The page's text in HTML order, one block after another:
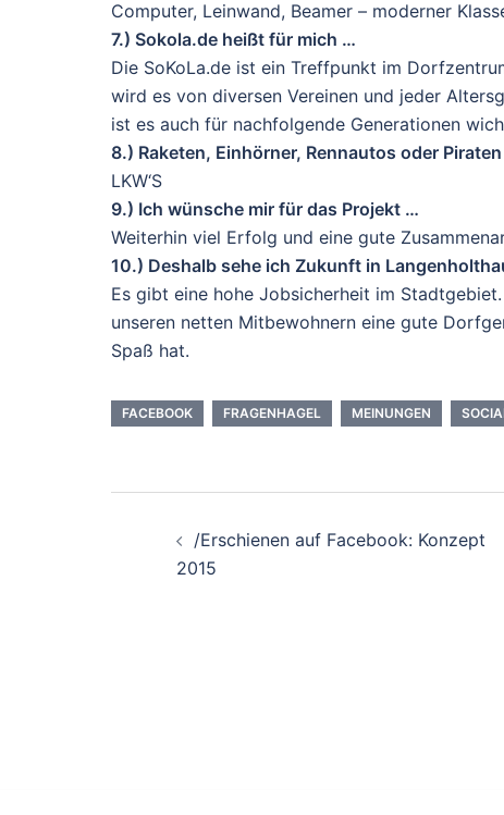
Computer, Leinwand, Beamer – moderner
7.) Sokola.de heißt für mich …
Die SoKoLa.de ist ein Treffpunkt im
wird es von diversen Vereinen und jeder
ist es auch für nachfolgende Generationen
8.) Raketen, Einhörner, Rennautos oder
LKW‘S
9.) Ich wünsche mir für das Projekt …
Weiterhin viel Erfolg und eine gute
10.) Deshalb sehe ich Zukunft in
Es gibt eine hohe Jobsicherheit im
unseren netten Mitbewohnern eine gute
Spaß hat.
FACEBOOK FRAGENHAGEL MEINUNGEN
/Erschienen auf Facebook: Konzept
2015